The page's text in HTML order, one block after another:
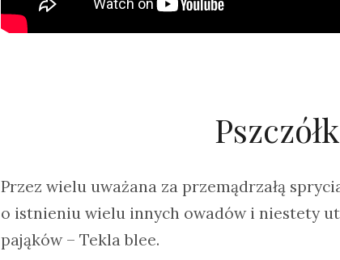
Przez wielu uważana za przemądrzałą
o istnieniu wielu innych owadów i niestety
pająków – Tekla blee.